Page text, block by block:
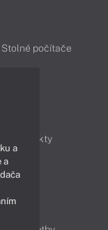
Stolné počítače
Produkty
a
a